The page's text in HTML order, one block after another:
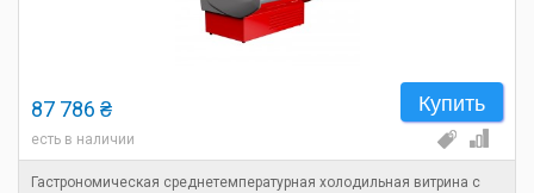
Купить
87 786 ₴
есть в наличии
Гастрономическая среднетемпературная холодильная витрина с